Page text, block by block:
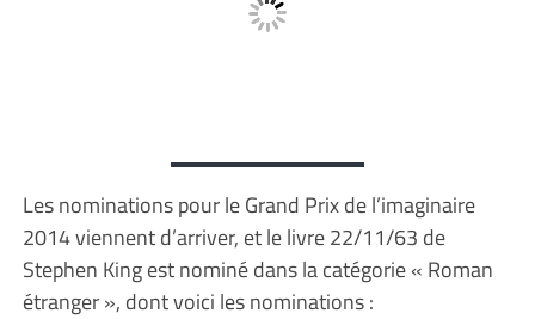
Les nominations pour le Grand Prix de l’imaginaire
2014 viennent d’arriver, et le livre 22/11/63 de
Stephen King est nominé dans la catégorie « Roman
étranger », dont voici les nominations :